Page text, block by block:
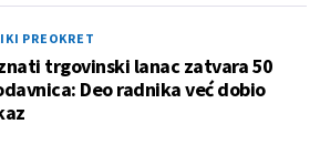
PREOKRET
trgovinski lanac zatvara 50
Deo radnika već dobio